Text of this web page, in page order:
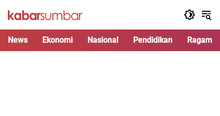
News Ekonomi Nasional Pendidikan Ragam